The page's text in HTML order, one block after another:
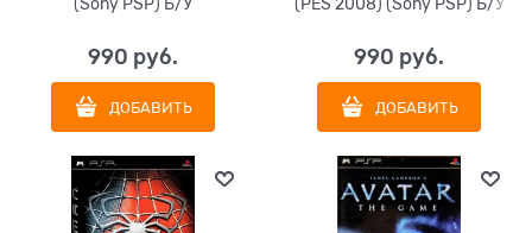
(Sony PSP) Б/У
990 руб.
ДОБАВИТЬ
(PES 2008) (Sony PSP) Б/У
990 руб.
ДОБАВИТЬ